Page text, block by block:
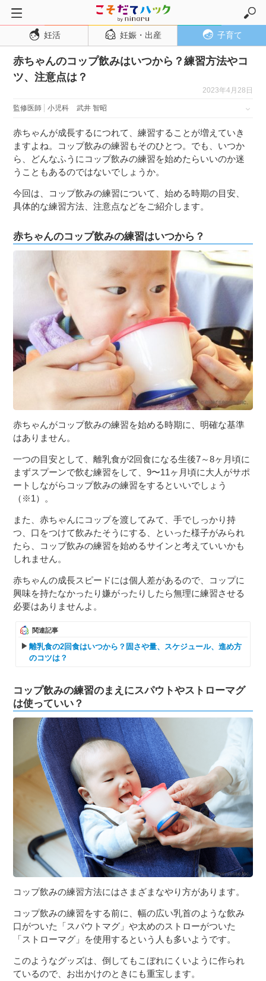
トップページ
妊活
妊娠・出産
妊娠中期
妊娠後期
子育て・育児
１歳児
３〜６歳児
７〜１２歳児
妊活 妊娠・出産 子育て
赤ちゃんのコップ飲みはいつから？練習方法やコ
ツ、注意点は？
2023年4月28日
監修医師 小児科 武井 智昭
赤ちゃんが成長するにつれて、練習することが増えていき
ますよね。コップ飲みの練習もそのひとつ。でも、いつか
ら、どんなふうにコップ飲みの練習を始めたらいいのか迷
うこともあるのではないでしょうか。
今回は、コップ飲みの練習について、始める時期の目安、
具体的な練習方法、注意点などをご紹介します。
赤ちゃんのコップ飲みの練習はいつから？
赤ちゃんがコップ飲みの練習を始める時期に、明確な基準
はありません。
一つの目安として、離乳食が2回食になる生後7～8ヶ月頃に
まずスプーンで飲む練習をして、9〜11ヶ月頃に大人がサポ
ートしながらコップ飲みの練習をするといいでしょう
（※1）。
また、赤ちゃんにコップを渡してみて、手でしっかり持
つ、口をつけて飲みたそうにする、といった様子がみられ
たら、コップ飲みの練習を始めるサインと考えていいかも
しれません。
赤ちゃんの成長スピードには個人差があるので、コップに
興味を持たなかったり嫌がったりしたら無理に練習させる
必要はありませんよ。
関連記事
離乳食の2回食はいつから？固さや量、スケジュール、進め方
のコツは？
コップ飲みの練習のまえにスパウトやストローマグ
は使っていい？
コップ飲みの練習方法にはさまざまなやり方があります。
コップ飲みの練習をする前に、幅の広い乳首のような飲み
口がついた「スパウトマグ」や太めのストローがついた
「ストローマグ」を使用するという人も多いようです。
このようなグッズは、倒してもこぼれにくいように作られ
ているので、お出かけのときにも重宝します。